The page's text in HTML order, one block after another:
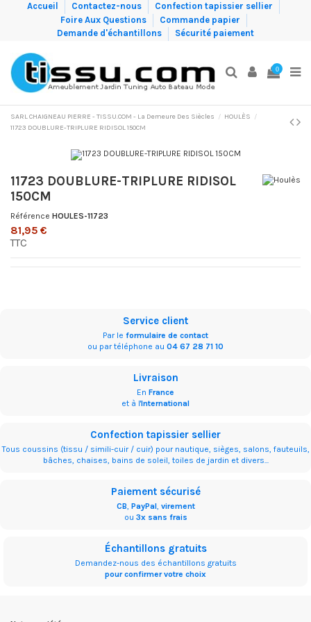
Accueil Contactez-nous
Confection tapissier sellier
Foire Aux Questions
Commande papier
Demande d'échantillons
Sécurité paiement
0
SARL CHAIGNEAU PIERRE - TISSU.COM - La Demeure Des Siècles
HOULÈS
11723 DOUBLURE-TRIPLURE RIDISOL 150CM
11723 DOUBLURE-TRIPLURE RIDISOL
150CM
Référence HOULES-11723
81,95 €
TTC
Service client
Par le formulaire de contact
ou par téléphone au 04 67 28 71 10
Livraison
En France
et à l'International
Confection tapissier sellier
Tous coussins (tissu / simili-cuir / cuir) pour nautique, sièges, salons, fauteuils,
bâches, chaises, bains de soleil, toiles de jardin et divers...
Paiement sécurisé
CB, PayPal, virement
ou 3x sans frais
Échantillons gratuits
Demandez-nous des échantillons gratuits
pour confirmer votre choix